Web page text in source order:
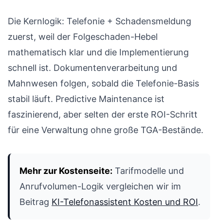
Die Kernlogik: Telefonie + Schadensmeldung
zuerst, weil der Folgeschaden-Hebel
mathematisch klar und die Implementierung
schnell ist. Dokumentenverarbeitung und
Mahnwesen folgen, sobald die Telefonie-Basis
stabil läuft. Predictive Maintenance ist
faszinierend, aber selten der erste ROI-Schritt
für eine Verwaltung ohne große TGA-Bestände.
Mehr zur Kostenseite: Tarifmodelle und
Anrufvolumen-Logik vergleichen wir im
Beitrag KI-Telefonassistent Kosten und ROI.